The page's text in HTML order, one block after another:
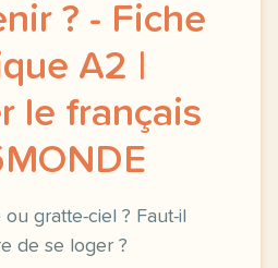
? - Fiche
A2 |
le français
gratte-ciel ? Faut-il
de se loger ?